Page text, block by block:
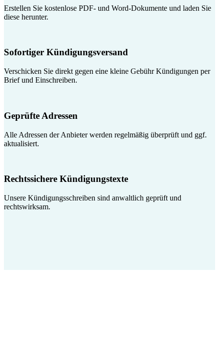
Erstellen Sie kostenlose PDF- und Word-Dokumente und laden Sie
diese herunter.
Sofortiger Kündigungsversand
Verschicken Sie direkt gegen eine kleine Gebühr Kündigungen per
Brief und Einschreiben.
Geprüfte Adressen
Alle Adressen der Anbieter werden regelmäßig überprüft und ggf.
aktualisiert.
Rechtssichere Kündigungstexte
Unsere Kündigungsschreiben sind anwaltlich geprüft und
rechtswirksam.